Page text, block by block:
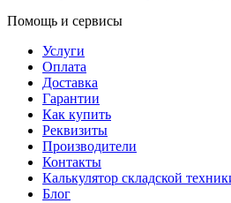
Помощь и сервисы
Услуги
Оплата
Доставка
Гарантии
Как купить
Реквизиты
Производители
Контакты
Калькулятор складской
Блог